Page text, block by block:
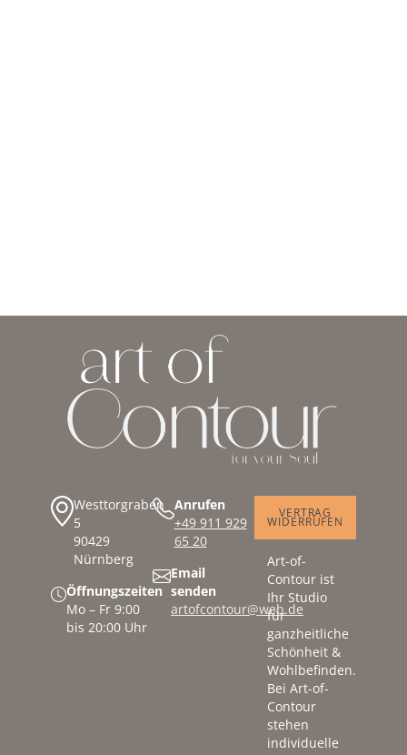
Westtorgraben
5
90429
Nürnberg
Öffnungszeiten
Mo – Fr 9:00
bis 20:00 Uhr
Anrufen
+49 911 929
65 20
Email
senden
artofcontour@web.de
VERTRAG
WIDERRUFEN
Art-of-
Contour ist
Ihr Studio
für
ganzheitliche
Schönheit &
Wohlbefinden.
Bei Art-of-
Contour
stehen
individuelle